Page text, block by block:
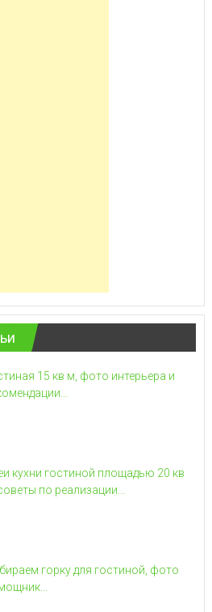
15 кв м, фото интерьера и
кухни гостиной площадью 20 кв
по реализации...
горку для гостиной, фото